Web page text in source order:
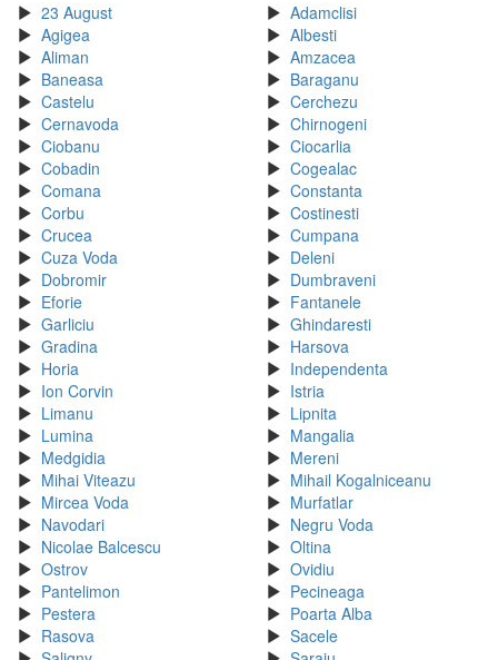
23 August
Adamclisi
Agigea
Albesti
Aliman
Amzacea
Baneasa
Baraganu
Castelu
Cerchezu
Cernavoda
Chirnogeni
Ciobanu
Ciocarlia
Cobadin
Cogealac
Comana
Constanta
Corbu
Costinesti
Crucea
Cumpana
Cuza Voda
Deleni
Dobromir
Dumbraveni
Eforie
Fantanele
Garliciu
Ghindaresti
Gradina
Harsova
Horia
Independenta
Ion Corvin
Istria
Limanu
Lipnita
Lumina
Mangalia
Medgidia
Mereni
Mihai Viteazu
Mihail Kogalniceanu
Mircea Voda
Murfatlar
Navodari
Negru Voda
Nicolae Balcescu
Oltina
Ostrov
Ovidiu
Pantelimon
Pecineaga
Pestera
Poarta Alba
Rasova
Sacele